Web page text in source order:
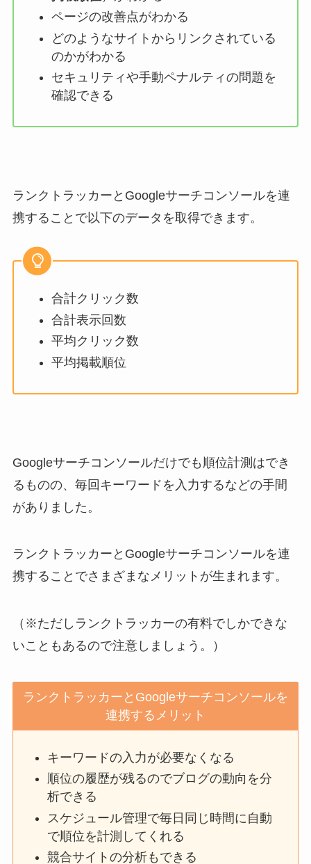
ページの改善点がわかる
どのようなサイトからリンクされている
のかがわかる
セキュリティや手動ペナルティの問題を
確認できる
ランクトラッカーとGoogleサーチコンソールを連
携することで以下のデータを取得できます。
合計クリック数
合計表示回数
平均クリック数
平均掲載順位
Googleサーチコンソールだけでも順位計測はでき
るものの、毎回キーワードを入力するなどの手間
がありました。
ランクトラッカーとGoogleサーチコンソールを連
携することでさまざまなメリットが生まれます。
（※ただしランクトラッカーの有料でしかできな
いこともあるので注意しましょう。）
ランクトラッカーとGoogleサーチコンソールを
連携するメリット
キーワードの入力が必要なくなる
順位の履歴が残るのでブログの動向を分
析できる
スケジュール管理で毎日同じ時間に自動
で順位を計測してくれる
競合サイトの分析もできる